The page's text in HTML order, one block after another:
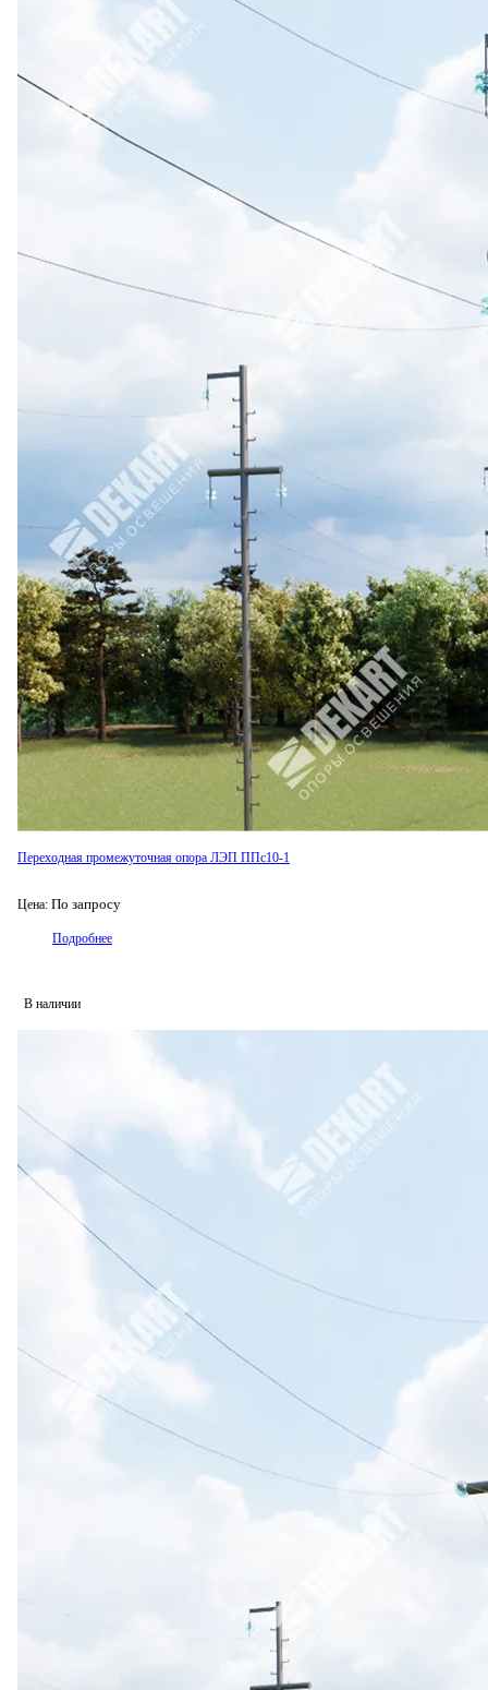
Переходная промежуточная опора ЛЭП ППс10-1
Цена: По запросу
Подробнее
В наличии